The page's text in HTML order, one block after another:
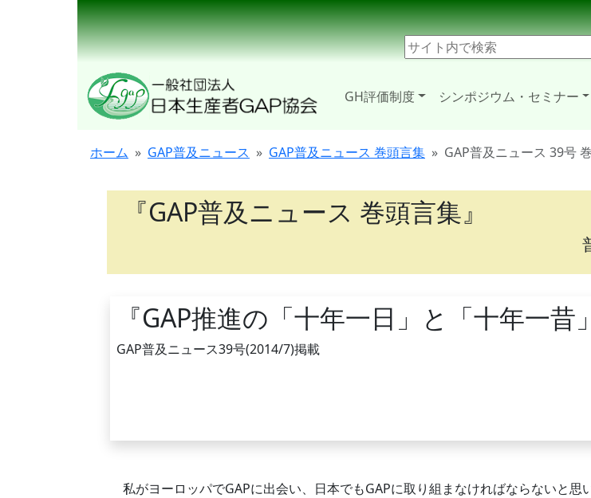
GH評価制度 シンポジウム・セミナー
ホーム GAP普及ニュース GAP普及ニュース 巻頭言集 GAP普及ニュース 39号
『GAP普及ニュース 巻頭言集』
『GAP推進の「十年一日」と「十年一昔
GAP普及ニュース39号(2014/7)掲載
私がヨーロッパでGAPに出会い、日本でもGAPに取り組まなければならないと